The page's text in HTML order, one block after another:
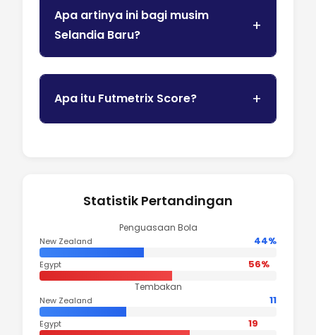
Apa artinya ini bagi musim
Selandia Baru?
Apa itu Futmetrix Score?
Statistik Pertandingan
Penguasaan Bola
New Zealand 44%
Egypt 56%
Tembakan
New Zealand 11
Egypt 19